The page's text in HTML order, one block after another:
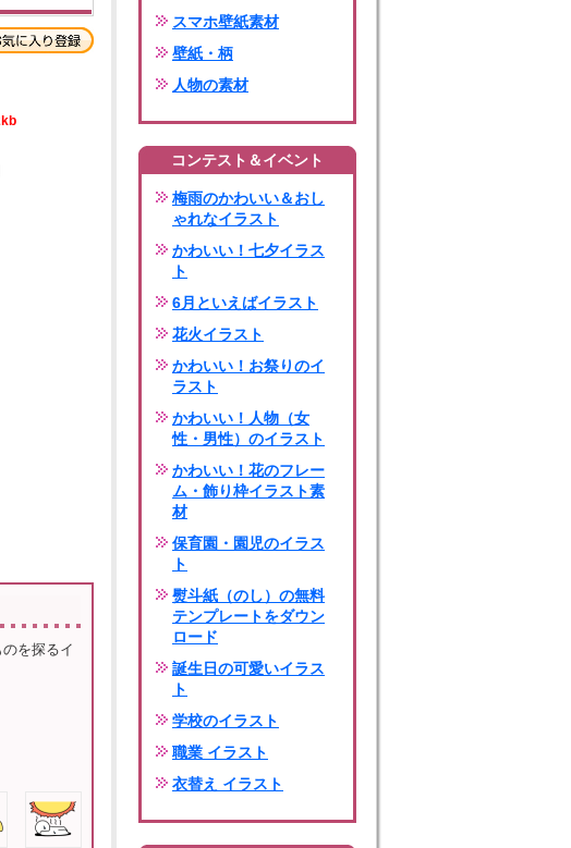
を探るイ
スマホ壁紙素材
壁紙・柄
人物の素材
コンテスト＆イベント
梅雨のかわいい＆おし
ゃれなイラスト
かわいい！七夕イラス
ト
6月といえばイラスト
花火イラスト
かわいい！お祭りのイ
ラスト
かわいい！人物（女
性・男性）のイラスト
かわいい！花のフレー
ム・飾り枠イラスト素
材
保育園・園児のイラス
ト
熨斗紙（のし）の無料
テンプレートをダウン
ロード
誕生日の可愛いイラス
ト
学校のイラスト
職業 イラスト
衣替え イラスト